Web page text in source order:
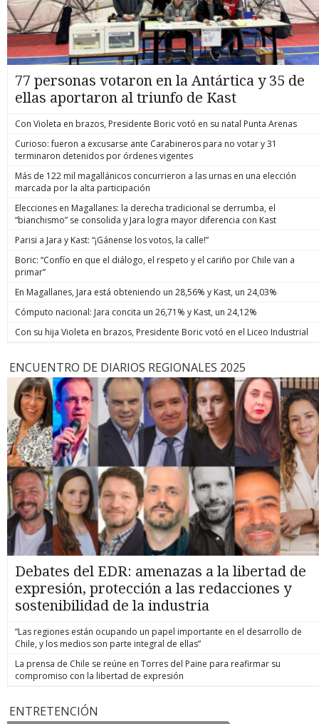
77 personas votaron en la Antártica y 35 de
ellas aportaron al triunfo de Kast
Con Violeta en brazos, Presidente Boric votó en su natal Punta Arenas
Curioso: fueron a excusarse ante Carabineros para no votar y 31
terminaron detenidos por órdenes vigentes
Más de 122 mil magallánicos concurrieron a las urnas en una elección
marcada por la alta participación
Elecciones en Magallanes: la derecha tradicional se derrumba, el
“bianchismo” se consolida y Jara logra mayor diferencia con Kast
Parisi a Jara y Kast: “¡Gánense los votos, la calle!”
Boric: “Confío en que el diálogo, el respeto y el cariño por Chile van a
primar”
En Magallanes, Jara está obteniendo un 28,56% y Kast, un 24,03%
Cómputo nacional: Jara concita un 26,71% y Kast, un 24,12%
Con su hija Violeta en brazos, Presidente Boric votó en el Liceo Industrial
ENCUENTRO DE DIARIOS REGIONALES 2025
Debates del EDR: amenazas a la libertad de
expresión, protección a las redacciones y
sostenibilidad de la industria
“Las regiones están ocupando un papel importante en el desarrollo de
Chile, y los medios son parte integral de ellas”
La prensa de Chile se reúne en Torres del Paine para reafirmar su
compromiso con la libertad de expresión
ENTRETENCIÓN